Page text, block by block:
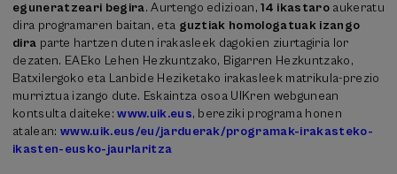
eguneratzeari begira. Aurtengo edizioan,14 ikastaro aukeratu
dira programaren baitan, eta guztiak homologatuak izango
dira parte hartzen duten irakasleek dagokien ziurtagiria lor
dezaten. EAEko Lehen Hezkuntzako, Bigarren Hezkuntzako,
Batxilergoko eta Lanbide Heziketako irakasleek matrikula-prezio
murriztua izango dute. Eskaintza osoa UIKren webgunean
kontsulta daiteke:www.uik.eus, bereziki programa honen
atalean: www.uik.eus/eu/jarduerak/programak-irakasteko-
ikasten-eusko-jaurlaritza